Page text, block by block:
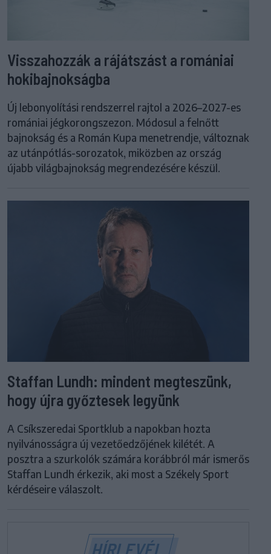
Visszahozzák a rájátszást a romániai
hokibajnokságba
Új lebonyolítási rendszerrel rajtol a 2026–2027-es
romániai jégkorongszezon. Módosul a felnőtt
bajnokság és a Román Kupa menetrendje, változnak
az utánpótlás-sorozatok, miközben az ország
újabb világbajnokság megrendezésére készül.
Staffan Lundh: mindent megteszünk,
hogy újra győztesek legyünk
A Csíkszeredai Sportklub a napokban hozta
nyilvánosságra új vezetőedzőjének kilétét. A
posztra a szurkolók számára korábbról már ismerős
Staffan Lundh érkezik, aki most a Székely Sport
kérdéseire válaszolt.
HÍRLEVÉL